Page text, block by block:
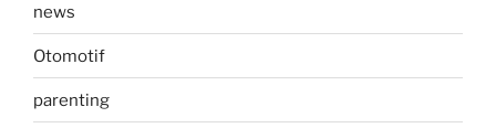
news
Otomotif
parenting